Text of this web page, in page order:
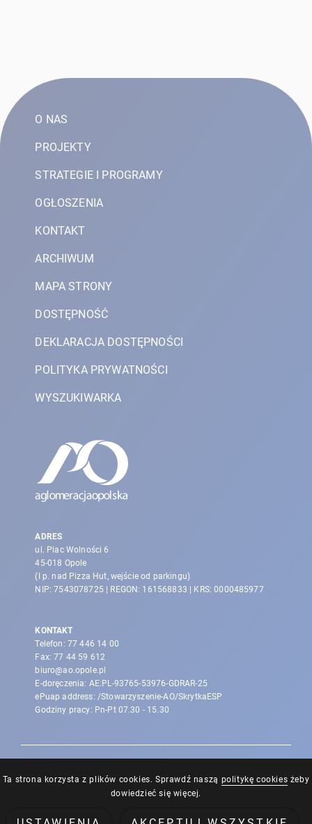
ADRES
ul. Plac Wolności 6
45-018 Opole
(I p. nad Pizza Hut, wejście od parkingu)
NIP: 7543078725 | REGON: 161568833 | KRS: 0000485977
KONTAKT
Telefon: 77 446 14 00
Fax:77 44 59 612
biuro@ao.opole.pl
E-doręczenia: AE:PL-93765-53976-GDRAR-25
ePuap address: /Stowarzyszenie-AO/SkrytkaESP
Godziny pracy: Pn-Pt 07.30 - 15.30
O NAS
PROJEKTY
STRATEGIE I PROGRAMY
OGŁOSZENIA
KONTAKT
ARCHIWUM
MAPA STRONY
DOSTĘPNOŚĆ
DEKLARACJA DOSTĘPNOŚCI
POLITYKA PRYWATNOŚCI
WYSZUKIWARKA
Ta strona korzysta z plików cookies. Sprawdź naszą politykę cookies żeby
dowiedzieć się więcej.